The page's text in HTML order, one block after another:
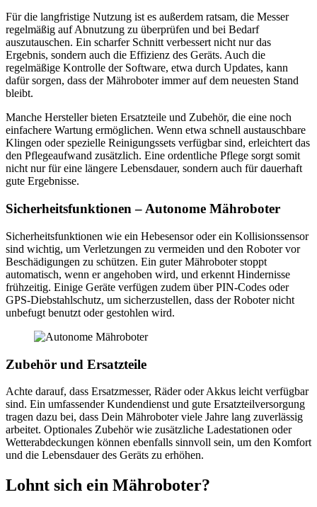
Für die langfristige Nutzung ist es außerdem ratsam, die Messer
regelmäßig auf Abnutzung zu überprüfen und bei Bedarf
auszutauschen. Ein scharfer Schnitt verbessert nicht nur das
Ergebnis, sondern auch die Effizienz des Geräts. Auch die
regelmäßige Kontrolle der Software, etwa durch Updates, kann
dafür sorgen, dass der Mähroboter immer auf dem neuesten Stand
bleibt.
Manche Hersteller bieten Ersatzteile und Zubehör, die eine noch
einfachere Wartung ermöglichen. Wenn etwa schnell austauschbare
Klingen oder spezielle Reinigungssets verfügbar sind, erleichtert das
den Pflegeaufwand zusätzlich. Eine ordentliche Pflege sorgt somit
nicht nur für eine längere Lebensdauer, sondern auch für dauerhaft
gute Ergebnisse.
Sicherheitsfunktionen – Autonome Mähroboter
Sicherheitsfunktionen wie ein Hebesensor oder ein Kollisionssensor
sind wichtig, um Verletzungen zu vermeiden und den Roboter vor
Beschädigungen zu schützen. Ein guter Mähroboter stoppt
automatisch, wenn er angehoben wird, und erkennt Hindernisse
frühzeitig. Einige Geräte verfügen zudem über PIN-Codes oder
GPS-Diebstahlschutz, um sicherzustellen, dass der Roboter nicht
unbefugt benutzt oder gestohlen wird.
Zubehör und Ersatzteile
Achte darauf, dass Ersatzmesser, Räder oder Akkus leicht verfügbar
sind. Ein umfassender Kundendienst und gute Ersatzteilversorgung
tragen dazu bei, dass Dein Mähroboter viele Jahre lang zuverlässig
arbeitet. Optionales Zubehör wie zusätzliche Ladestationen oder
Wetterabdeckungen können ebenfalls sinnvoll sein, um den Komfort
und die Lebensdauer des Geräts zu erhöhen.
Lohnt sich ein Mähroboter?